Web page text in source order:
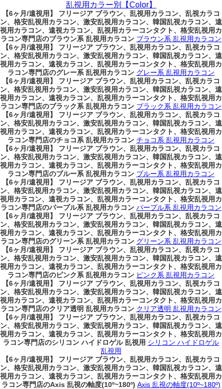
乱視用カラー別【Color】
【6ヶ月/遠視用】 フリージア ブラウン、乱視用カラコン、乱視カラコ
ン、格安乱視用カラコン、激安乱視用カラコン、韓国乱視カラコン、遠
視用カラコン、遠視カラコン、乱視用カラーコンタクト、格安乱視用カ
ラコン専門店のブラウン系 乱視用カラコン ブラウン系 乱視用カラコン
【6ヶ月/遠視用】 フリージア ブラウン、乱視用カラコン、乱視カラコ
ン、格安乱視用カラコン、激安乱視用カラコン、韓国乱視カラコン、遠
視用カラコン、遠視カラコン、乱視用カラーコンタクト、格安乱視用カ
ラコン専門店のグレー系 乱視用カラコン グレー系 乱視用カラコン
【6ヶ月/遠視用】 フリージア ブラウン、乱視用カラコン、乱視カラコ
ン、格安乱視用カラコン、激安乱視用カラコン、韓国乱視カラコン、遠
視用カラコン、遠視カラコン、乱視用カラーコンタクト、格安乱視用カ
ラコン専門店のブラック系 乱視用カラコン ブラック系 乱視用カラコン
【6ヶ月/遠視用】 フリージア ブラウン、乱視用カラコン、乱視カラコ
ン、格安乱視用カラコン、激安乱視用カラコン、韓国乱視カラコン、遠
視用カラコン、遠視カラコン、乱視用カラーコンタクト、格安乱視用カ
ラコン専門店のチョコ系 乱視用カラコン チョコ系 乱視用カラコン
【6ヶ月/遠視用】 フリージア ブラウン、乱視用カラコン、乱視カラコ
ン、格安乱視用カラコン、激安乱視用カラコン、韓国乱視カラコン、遠
視用カラコン、遠視カラコン、乱視用カラーコンタクト、格安乱視用カ
ラコン専門店のブルー系 乱視用カラコン ブルー系 乱視用カラコン
【6ヶ月/遠視用】 フリージア ブラウン、乱視用カラコン、乱視カラコ
ン、格安乱視用カラコン、激安乱視用カラコン、韓国乱視カラコン、遠
視用カラコン、遠視カラコン、乱視用カラーコンタクト、格安乱視用カ
ラコン専門店のパープル系 乱視用カラコン パープル系 乱視用カラコン
【6ヶ月/遠視用】 フリージア ブラウン、乱視用カラコン、乱視カラコ
ン、格安乱視用カラコン、激安乱視用カラコン、韓国乱視カラコン、遠
視用カラコン、遠視カラコン、乱視用カラーコンタクト、格安乱視用カ
ラコン専門店のグリーン系 乱視用カラコン グリーン系 乱視用カラコン
【6ヶ月/遠視用】 フリージア ブラウン、乱視用カラコン、乱視カラコ
ン、格安乱視用カラコン、激安乱視用カラコン、韓国乱視カラコン、遠
視用カラコン、遠視カラコン、乱視用カラーコンタクト、格安乱視用カ
ラコン専門店のピンク系 乱視用カラコン ピンク系 乱視用カラコン
【6ヶ月/遠視用】 フリージア ブラウン、乱視用カラコン、乱視カラコ
ン、格安乱視用カラコン、激安乱視用カラコン、韓国乱視カラコン、遠
視用カラコン、遠視カラコン、乱視用カラーコンタクト、格安乱視用カ
ラコン専門店のクリア透明 乱視用カラコン クリア透明 乱視用カラコン
【6ヶ月/遠視用】 フリージア ブラウン、乱視用カラコン、乱視カラコ
ン、格安乱視用カラコン、激安乱視用カラコン、韓国乱視カラコン、遠
視用カラコン、遠視カラコン、乱視用カラーコンタクト、格安乱視用カ
ラコン専門店のシリコン ハイドロゲル 乱視用 シリコン ハイドロゲル
乱視用
【6ヶ月/遠視用】 フリージア ブラウン、乱視用カラコン、乱視カラコ
ン、格安乱視用カラコン、激安乱視用カラコン、韓国乱視カラコン、遠
視用カラコン、遠視カラコン、乱視用カラーコンタクト、格安乱視用カ
ラコン専門店のAxis 乱視の軸度(10º~180º) Axis 乱視の軸度(10º~180º)